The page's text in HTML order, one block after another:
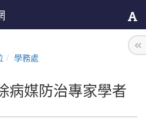
學務處
病媒防治專家學者